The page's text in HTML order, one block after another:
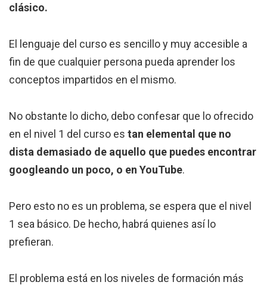
clásico.
El lenguaje del curso es sencillo y muy accesible a
fin de que cualquier persona pueda aprender los
conceptos impartidos en el mismo.
No obstante lo dicho, debo confesar que lo ofrecido
en el nivel 1 del curso es tan elemental que no
dista demasiado de aquello que puedes encontrar
googleando un poco, o en YouTube.
Pero esto no es un problema, se espera que el nivel
1 sea básico. De hecho, habrá quienes así lo
prefieran.
El problema está en los niveles de formación más